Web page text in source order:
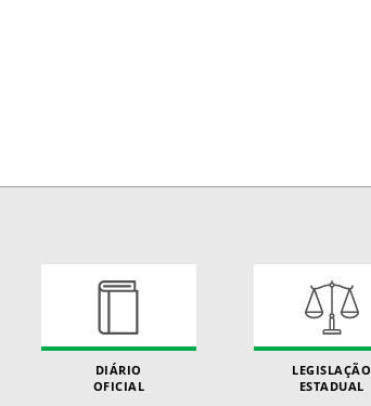
DIÁRIO
OFICIAL
LEGISLAÇÃO
ESTADUAL